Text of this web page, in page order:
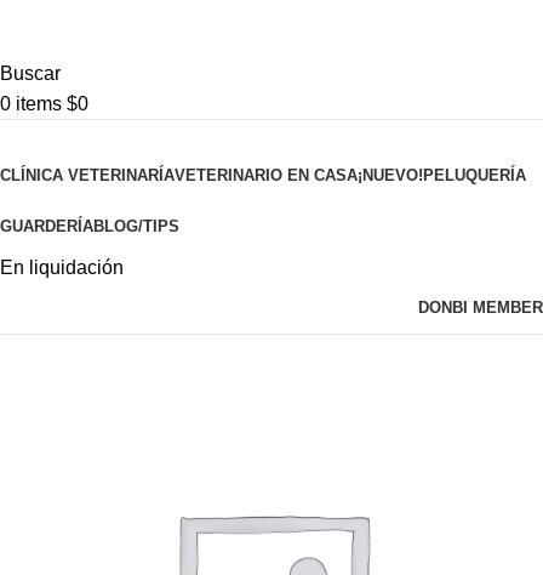
Buscar
0 items $0
CLÍNICA VETERINARÍAVETERINARIO EN CASA¡NUEVO! PELUQUERÍA
GUARDERÍABLOG/TIPS
En liquidación
DONBI MEMBER